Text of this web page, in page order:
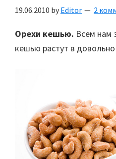
19.06.2010 by Editor 2
Орехи кешью. Всем нам
кешью растут в